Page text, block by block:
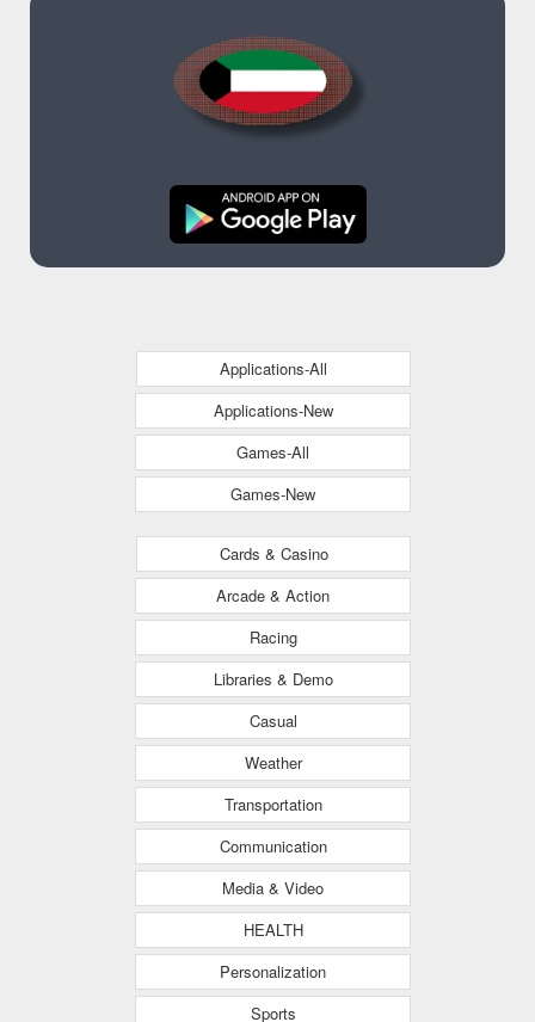
Applications-All
Applications-New
Games-All
Games-New
Cards & Casino
Arcade & Action
Racing
Libraries & Demo
Casual
Weather
Transportation
Communication
Media & Video
HEALTH
Personalization
Sports